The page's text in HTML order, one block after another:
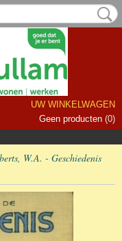
UW WINKELWAGEN
Geen producten (0)
W.A. - Geschiedenis